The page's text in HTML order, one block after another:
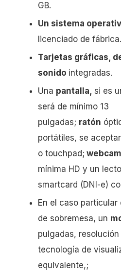
GB.
Un sistema
licenciado de fábrica.
Tarjetas gráficas,
sonido integradas.
Una pantalla, si es
será de mínimo 13
pulgadas; ratón
portátiles, se
o touchpad; webcam
mínima HD y un
smartcard (DNI-e)
En el caso particular
de sobremesa, un
pulgadas, resolución
tecnología de
equivalente,;